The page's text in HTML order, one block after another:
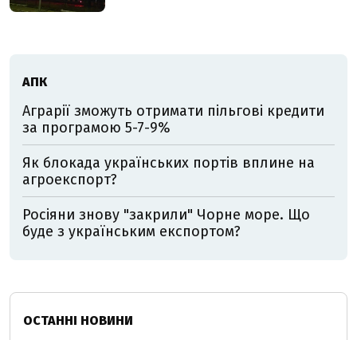
АПК
Аграрії зможуть отримати пільгові кредити
за програмою 5-7-9%
Як блокада українських портів вплине на
агроекспорт?
Росіяни знову "закрили" Чорне море. Що
буде з українським експортом?
ОСТАННІ НОВИНИ